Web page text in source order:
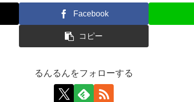
Facebook
コピー
るんるんをフォローする